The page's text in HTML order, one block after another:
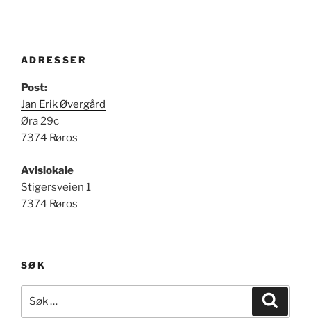
ADRESSER
Post:
Jan Erik Øvergård
Øra 29c
7374 Røros
Avislokale
Stigersveien 1
7374 Røros
SØK
etter: